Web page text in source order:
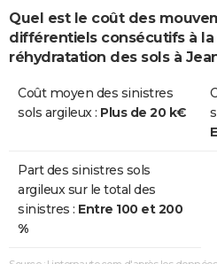
Quel est le coût des
différentiels consécutifs à la
réhydratation des sols à
Coût moyen des sinistres
sols argileux : Plus de 20 k€
Part des sinistres sols
argileux sur le total des
sinistres : Entre 100 et 200
%